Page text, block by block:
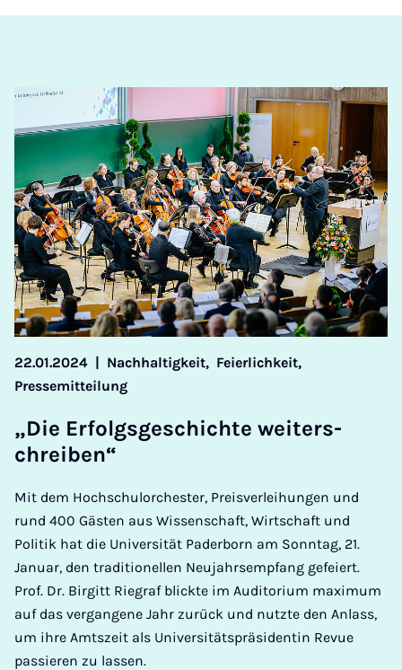
22.01.2024 | Nachhaltigkeit, Feierlichkeit,
Pressemitteilung
„Die Er­folgs­geschichte weit­er­s­
chreiben“
Mit dem Hochschulorchester, Preisverleihungen und
rund 400 Gästen aus Wissenschaft, Wirtschaft und
Politik hat die Universität Paderborn am Sonntag, 21.
Januar, den traditionellen Neujahrsempfang gefeiert.
Prof. Dr. Birgitt Riegraf blickte im Auditorium maximum
auf das vergangene Jahr zurück und nutzte den Anlass,
um ihre Amtszeit als Universitätspräsidentin Revue
passieren zu lassen.